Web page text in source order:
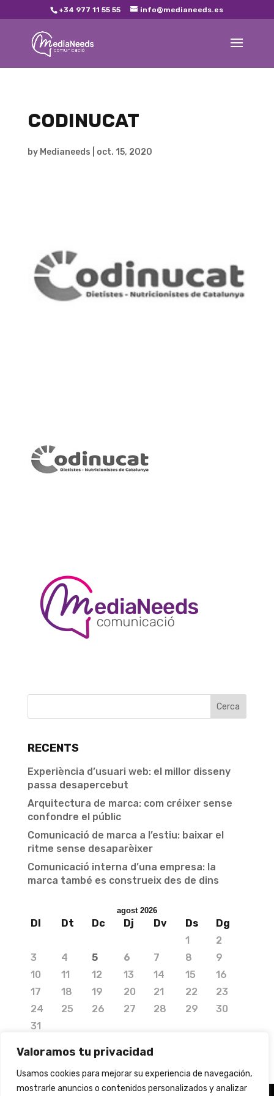
Valoramos tu privacidad
Usamos cookies para mejorar su experiencia de navegación,
mostrarle anuncios o contenidos personalizados y analizar
+34 977 11 55 55 info@medianeeds.es
CODINUCAT
by Medianeeds oct. 15, 2020
RECENTS
Experiència d’usuari web: el millor disseny
passa desapercebut
Arquitectura de marca: com créixer sense
confondre el públic
Comunicació de marca a l’estiu: baixar el
ritme sense desaparèixer
Comunicació interna d’una empresa: la
marca també es construeix des de dins
agost 2026
Dl Dt Dc Dj Dv Ds
Dg
1
2
3
4 5 6 7 8
9
10
11 12 13 14 15
16
17
18 19 20 21 22
23
24
25 26 27 28 29
30
31